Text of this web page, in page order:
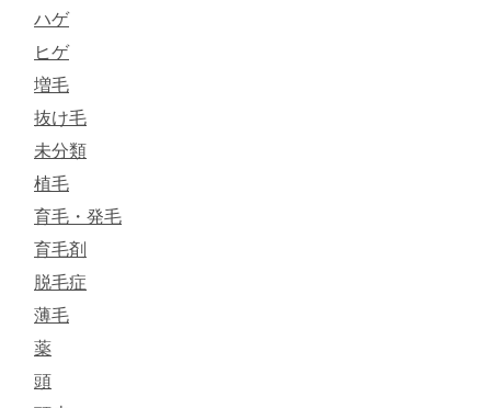
ハゲ
ヒゲ
増毛
抜け毛
未分類
植毛
育毛・発毛
育毛剤
脱毛症
薄毛
薬
頭